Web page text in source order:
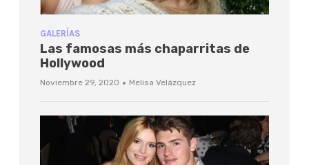
GALERÍAS
Las famosas más chaparritas de
Hollywood
Noviembre 29, 2020 · Melisa Velázquez